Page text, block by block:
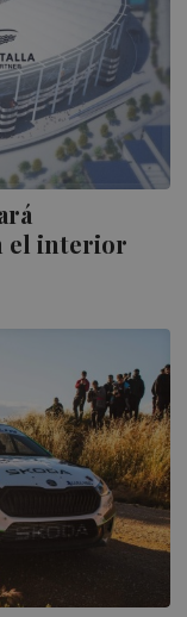
el interior